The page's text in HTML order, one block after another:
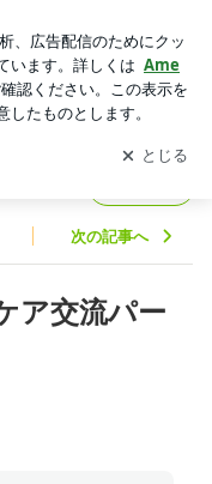
を受け取りまし
開く
次の記事へ
ア交流パー